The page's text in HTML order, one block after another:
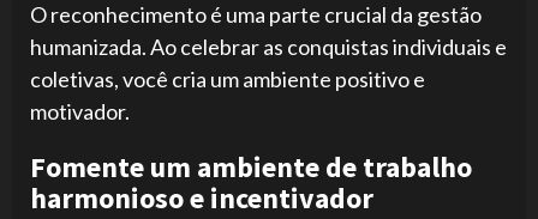
O reconhecimento é uma parte crucial da gestão
humanizada. Ao celebrar as conquistas individuais e
coletivas, você cria um ambiente positivo e
motivador.
Fomente um ambiente de trabalho
harmonioso e incentivador